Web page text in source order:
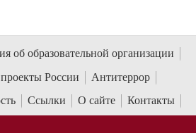
об образовательной организации
России
Антитеррор
Ссылки О сайте Контакты